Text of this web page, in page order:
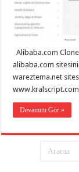
taşımacılık
gaziantep
evden
gaziantep
evden
taşımacılık,
gaziantep
taşımacılık,
evden
Alibaba.com
alibaba.com
wareztema.net
www.kralscript.com
Devamını Gör »